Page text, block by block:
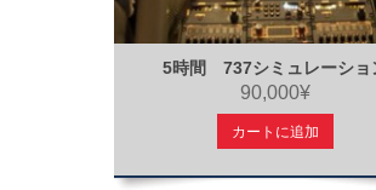
5時間 737シミュレーショ
90,000¥
カートに追加